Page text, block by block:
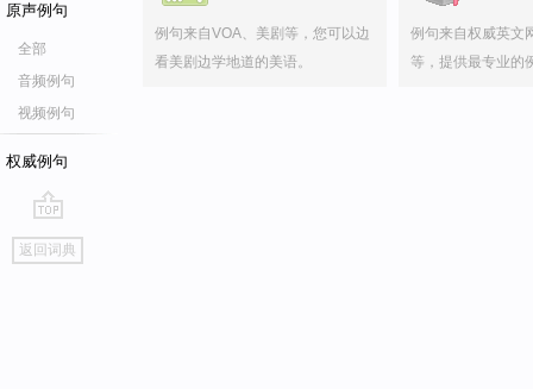
原声例句
全部
音频例句
视频例句
权威例句
go
top
返回词典
例句来自VOA、美剧等，您可以边
看美剧边学地道的美语。
例句来自权威英文
等，提供最专业的